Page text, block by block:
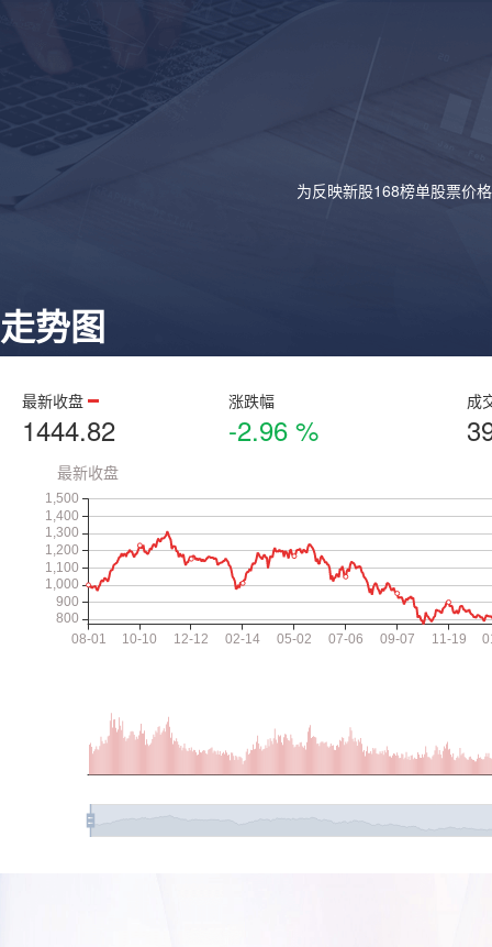
为反映新股168榜单股票价
走势图
最新收盘
1444.82
涨跌幅
-2.96 %
成